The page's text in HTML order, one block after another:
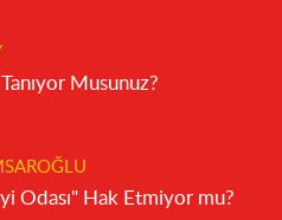
Musunuz?
Odası" Hak Etmiyor mu?